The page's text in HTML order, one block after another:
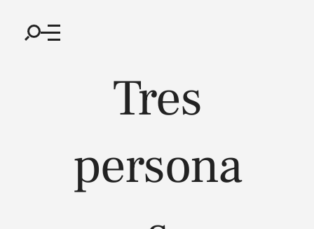
Tres
persona